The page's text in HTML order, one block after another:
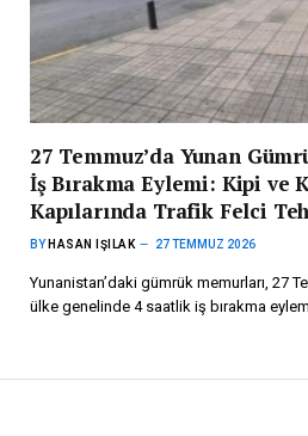
27 Temmuz’da Yunan
İş Bırakma Eylemi: Kipi ve
Kapılarında Trafik Felci
BY HASAN IŞILAK 27 TEMMUZ 2026
Yunanistan’daki gümrük memurları, 27
ülke genelinde 4 saatlik iş bırakma